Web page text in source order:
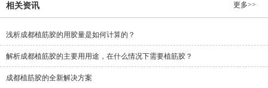
相关资讯 更多>>
浅析成都植筋胶的用胶量是如何计算的？
解析成都植筋胶的主要用用途，在什么情况下需要植筋胶？
成都植筋胶的全新解决方案